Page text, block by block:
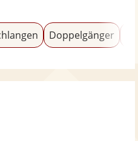
Doppelgänger